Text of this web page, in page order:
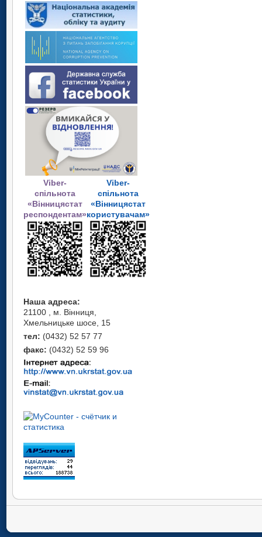
Viber-
спільнота
«Вінницястат
респондентам»
Viber-
спільнота
«Вінницястат
користувачам»
Наша адреса:
21100 , м. Вінниця,
Хмельницьке шосе, 15
тел: (0432) 52 57 77
факс: (0432) 52 59 96